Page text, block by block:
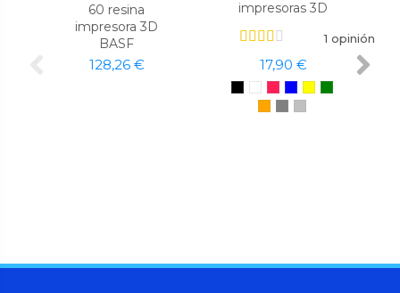
60 resina
impresora 3D
BASF
128,26 €
impresoras 3D
1 opinión
17,90 €